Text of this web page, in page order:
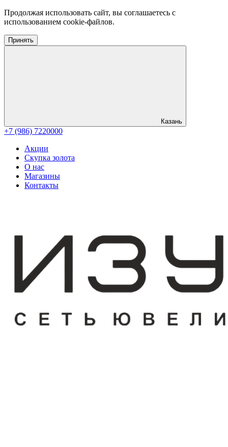
Продолжая использовать сайт, вы соглашаетесь с
использованием cookie-файлов.
Принять
Казань
+7 (986) 7220000
Акции
Скупка золота
О нас
Магазины
Контакты